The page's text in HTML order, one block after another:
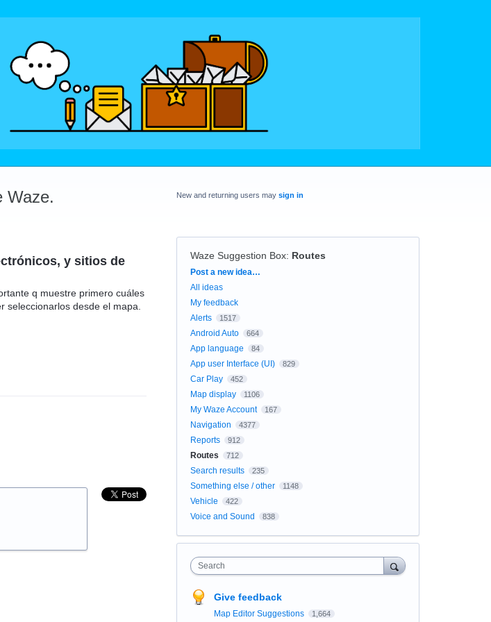
Waze.
y sitios de
q muestre primero cuáles
desde el mapa.
New and returning users may sign in
Waze Suggestion Box: Routes
Categories
Post a new idea…
All ideas
My feedback
Alerts
1517
Android Auto 664
App language 84
App user Interface (UI) 829
Car Play 452
Map display 1106
My Waze Account 167
Navigation 4377
Reports 912
Routes 712
Search results 235
Something else / other 1148
Vehicle 422
Voice and Sound 838
Search
Give feedback
Map Editor Suggestions 1,664